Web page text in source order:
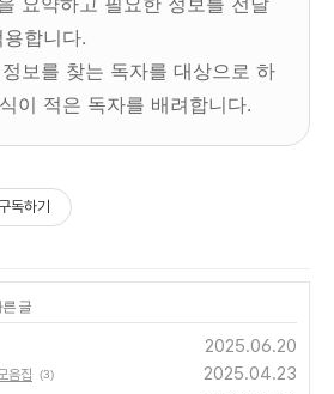
합니다.
보를 찾는 독자를 대상으로 하
이 적은 독자를 배려합니다.
독하기
글
2025.06.20
음집 (3) 2025.04.23